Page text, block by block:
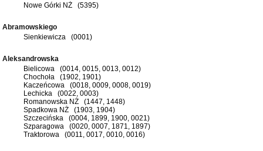
Nowe Górki NŻ (5395)
Abramowskiego
Sienkiewicza (0001)
Aleksandrowska
Bielicowa (0014, 0015, 0013, 0012)
Chochoła (1902, 1901)
Kaczeńcowa (0018, 0009, 0008, 0019)
Lechicka (0022, 0003)
Romanowska NŻ (1447, 1448)
Spadkowa NŻ (1903, 1904)
Szczecińska (0004, 1899, 1900, 0021)
Szparagowa (0020, 0007, 1871, 1897)
Traktorowa (0011, 0017, 0010, 0016)